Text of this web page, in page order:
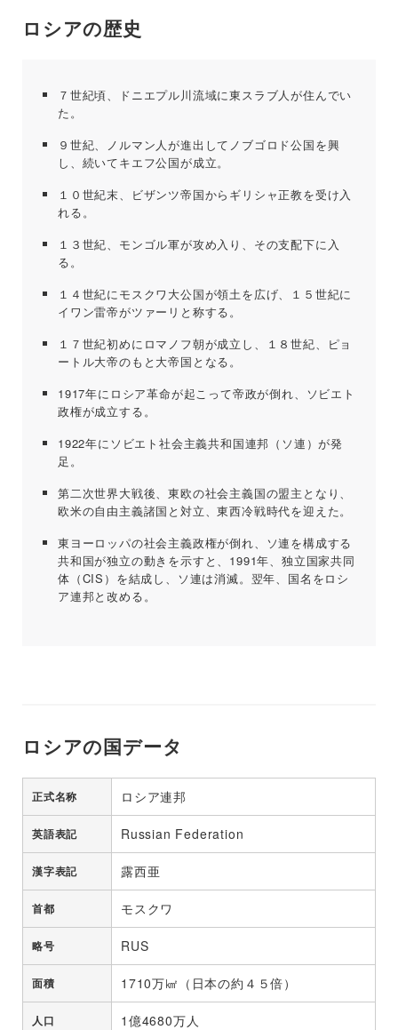
ロシアの歴史
７世紀頃、ドニエプル川流域に東スラブ人が住んでい
た。
９世紀、ノルマン人が進出してノブゴロド公国を興
し、続いてキエフ公国が成立。
１０世紀末、ビザンツ帝国からギリシャ正教を受け入
れる。
１３世紀、モンゴル軍が攻め入り、その支配下に入
る。
１４世紀にモスクワ大公国が領土を広げ、１５世紀に
イワン雷帝がツァーリと称する。
１７世紀初めにロマノフ朝が成立し、１８世紀、ピョ
ートル大帝のもと大帝国となる。
1917年にロシア革命が起こって帝政が倒れ、ソビエト
政権が成立する。
1922年にソビエト社会主義共和国連邦（ソ連）が発
足。
第二次世界大戦後、東欧の社会主義国の盟主となり、
欧米の自由主義諸国と対立、東西冷戦時代を迎えた。
東ヨーロッパの社会主義政権が倒れ、ソ連を構成する
共和国が独立の動きを示すと、1991年、独立国家共同
体（CIS）を結成し、ソ連は消滅。翌年、国名をロシ
ア連邦と改める。
ロシアの国データ
正式名称 ロシア連邦
英語表記 Russian Federation
漢字表記 露西亜
首都 モスクワ
略号 RUS
面積 1710万㎢（日本の約４５倍）
人口 1億4680万人